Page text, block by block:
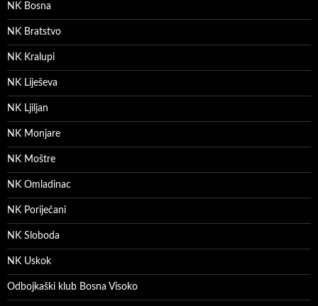
NK Bosna
NK Bratstvo
NK Kralupi
NK Liješeva
NK Ljiljan
NK Monjare
NK Moštre
NK Omladinac
NK Poriječani
NK Sloboda
NK Uskok
Odbojkaški klub Bosna Visoko